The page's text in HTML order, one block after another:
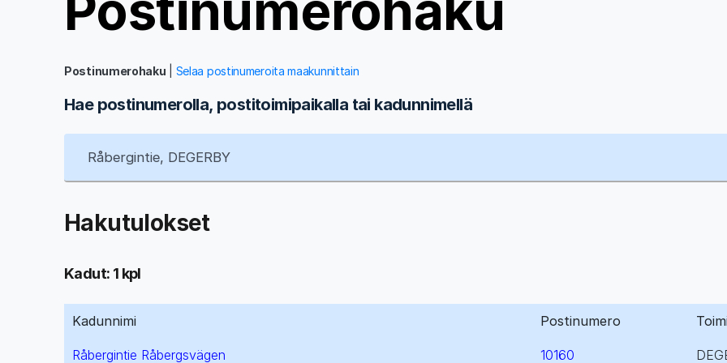
Postinumerohaku Selaa postinumeroita maakunnittain
Hae postinumerolla, postitoimipaikalla tai kadunnimellä
Hakutulokset
Kadut: 1 kpl
Kadunnimi Postinumero
Råbergintie Råbergsvägen 10160